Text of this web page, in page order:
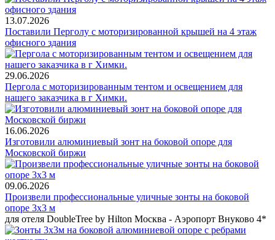
13.07.2026
Поставили Перголу с моторизированной крышей на 4 этаж
офисного здания
29.06.2026
Пергола с моторизированным тентом и освещением для
нашего заказчика в г Химки.
16.06.2026
Изготовили алюминиевый зонт на боковой опоре для
Московской биржи
09.06.2026
Произвели профессиональные уличные зонты на боковой
опоре 3х3 м
для отеля DoubleTree by Hilton Москва - Аэропорт Внуково 4*